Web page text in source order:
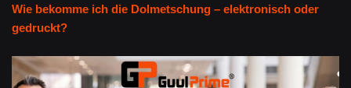
Wie bekomme ich die Dolmetschung – elektronisch oder
gedruckt?